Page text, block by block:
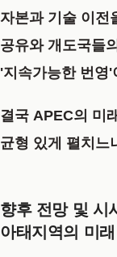
자본과 기술 이전
공유와 개도국들
'지속가능한 번영
결국 APEC의 미
균형 있게 펼치느
향후 전망 및 시
아태지역의 미래